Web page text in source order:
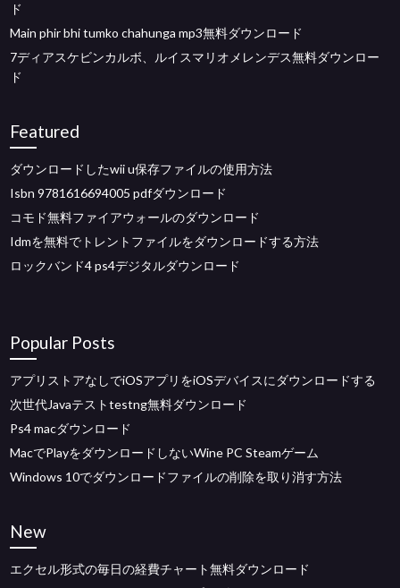
ド
Main phir bhi tumko chahunga mp3無料ダウンロード
7ディアスケビンカルボ、ルイスマリオメレンデス無料ダウンロー
ド
Featured
ダウンロードしたwii u保存ファイルの使用方法
Isbn 9781616694005 pdfダウンロード
コモド無料ファイアウォールのダウンロード
Idmを無料でトレントファイルをダウンロードする方法
ロックバンド4 ps4デジタルダウンロード
Popular Posts
アプリストアなしでiOSアプリをiOSデバイスにダウンロードする
次世代Javaテストtestng無料ダウンロード
Ps4 macダウンロード
MacでPlayをダウンロードしないWine PC Steamゲーム
Windows 10でダウンロードファイルの削除を取り消す方法
New
エクセル形式の毎日の経費チャート無料ダウンロード